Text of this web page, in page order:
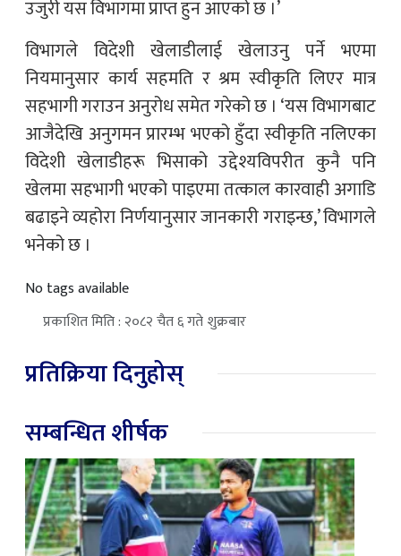
उजुरी यस विभागमा प्राप्त हुन आएको छ ।’
विभागले विदेशी खेलाडीलाई खेलाउनु पर्ने भएमा
नियमानुसार कार्य सहमति र श्रम स्वीकृति लिएर मात्र
सहभागी गराउन अनुरोध समेत गरेको छ । ‘यस विभागबाट
आजैदेखि अनुगमन प्रारम्भ भएको हुँदा स्वीकृति नलिएका
विदेशी खेलाडीहरू भिसाको उद्देश्यविपरीत कुनै पनि
खेलमा सहभागी भएको पाइएमा तत्काल कारवाही अगाडि
बढाइने व्यहोरा निर्णयानुसार जानकारी गराइन्छ,’ विभागले
भनेको छ ।
No tags available
प्रकाशित मिति : २०८२ चैत ६ गते शुक्रबार
प्रतिक्रिया दिनुहोस्
सम्बन्धित शीर्षक